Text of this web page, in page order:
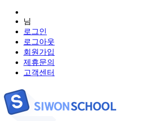
님
로그인
로그아웃
회원가입
제휴문의
고객센터